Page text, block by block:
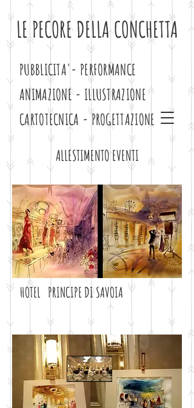
PUBBLICITA'- PERFORMANCE
ANIMAZIONE - ILLUSTRAZIONE
CARTOTECNICA - PROGETTAZIONE
LE PECORE DELLA CONCHETTA
ALLESTIMENTO EVENTI
HOTEL PRINCIPE DI SAVOIA